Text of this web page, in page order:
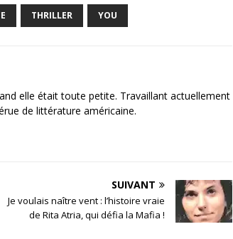
THRILLER YOU
elle était toute petite. Travaillant actuellement
de littérature américaine.
SUIVANT
Je voulais naître vent : l’histoire vraie
de Rita Atria, qui défia la Mafia !